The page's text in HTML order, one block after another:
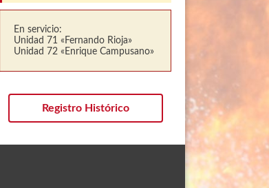
En servicio:
Unidad 71 «Fernando Rioja»
Unidad 72 «Enrique Campusano»
Registro Histórico